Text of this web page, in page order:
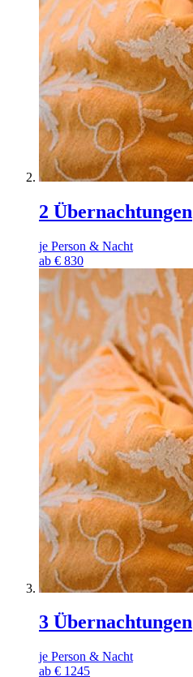
2 Übernachtungen
je Person & Nacht
ab € 830
3 Übernachtungen
je Person & Nacht
ab € 1245